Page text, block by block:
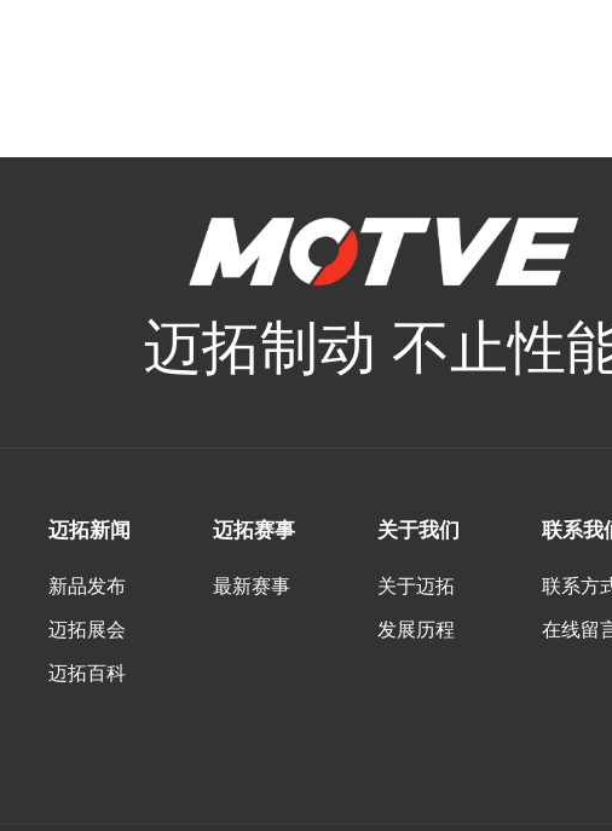
迈拓制动 不止性
迈拓新闻
新品发布
迈拓展会
迈拓百科
迈拓赛事
最新赛事
关于我们
关于迈拓
发展历程
联系我
联系方
在线留